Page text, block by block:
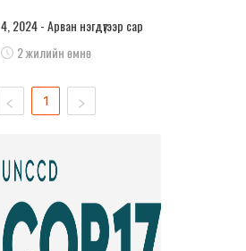
4, 2024 - Арван нэгдүгээр сар
2 жилийн өмнө
1